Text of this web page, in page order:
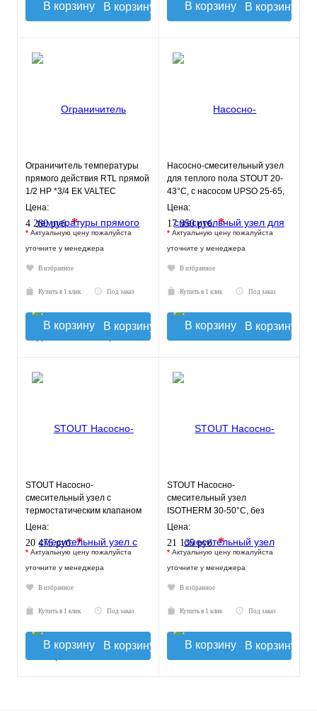
В корзину В корзину
Ограничитель температуры
прямого действия RTL прямой
1/2 НР *3/4 ЕК VALTEC
Цена:
4 280 руб.*
* Актуальную цену пожалуйста
уточните у менеджера
В избранное
Купить в 1 клик Под заказ
В корзину
Насосно-смесительный узел
для теплого пола STOUT 20-
43°C, с насосом UPSO 25-65,
130 mm
Цена:
17 350 руб.*
* Актуальную цену пожалуйста
уточните у менеджера
В избранное
Купить в 1 клик Под заказ
В корзину
STOUT Насосно-
смесительный узел с
термостатическим клапаном
30-60°C, без насоса
Цена:
20 475 руб.*
* Актуальную цену пожалуйста
уточните у менеджера
В избранное
Купить в 1 клик Под заказ
В корзину
STOUT Насосно-
смесительный узел
ISOTHERM 30-50°C, без
насоса.
Цена:
21 135 руб.*
* Актуальную цену пожалуйста
уточните у менеджера
В избранное
Купить в 1 клик Под заказ
В корзину